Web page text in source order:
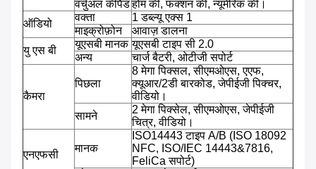
वर्चुअल कीपैडहोम की, फंक्शन की, न्यूमेरिक की।
ऑडियो
वक्ता
1 डब्ल्यू एक्स 1
माइक्रोफ़ोन
आवाज़ डालना
यु एस बी
यूएसबी मानक यूएसबी टाइप सी 2.0
अन्य
चार्ज बैटरी, ओटीजी सपोर्ट
कैमरा
पिछला
8 मेगा पिक्सल, सीएमओएस, एएफ,
क्यूआर/2डी बारकोड, जेपीईजी पिक्चर,
वीडियो।
सामने
2 मेगा पिक्सेल, सीएमओएस, जेपीईजी
चित्र, वीडियो।
एनएफसी
मानक
ISO14443 टाइप A/B (ISO 18092
NFC, ISO/IEC 14443&7816,
FeliCa सपोर्ट)